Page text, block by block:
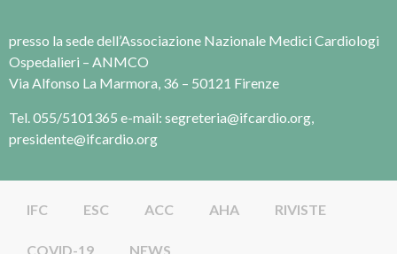
presso la sede dell’Associazione Nazionale Medici Cardiologi
Ospedalieri – ANMCO
Via Alfonso La Marmora, 36 – 50121 Firenze
Tel. 055/5101365 e-mail: segreteria@ifcardio.org,
presidente@ifcardio.org
IFC ESC ACC AHA RIVISTE
COVID-19 NEWS